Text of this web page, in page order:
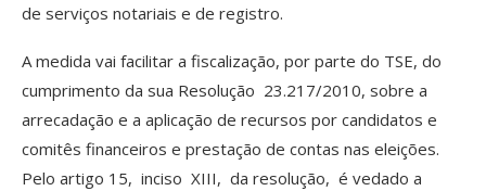
de serviços notariais e de registro.
A medida vai facilitar a fiscalização, por parte do TSE, do
cumprimento da sua Resolução 23.217/2010, sobre a
arrecadação e a aplicação de recursos por candidatos e
comitês financeiros e prestação de contas nas eleições.
Pelo artigo 15, inciso XIII, da resolução, é vedado a